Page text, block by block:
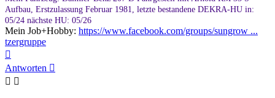
Aufbau, Erstzulassung Februar 1981, letzte bestandene DEKRA-HU in:
05/24 nächste HU: 05/26
Mein Job+Hobby: https://www.facebook.com/groups/sungrow ...
tzergruppe
oben
Antworten